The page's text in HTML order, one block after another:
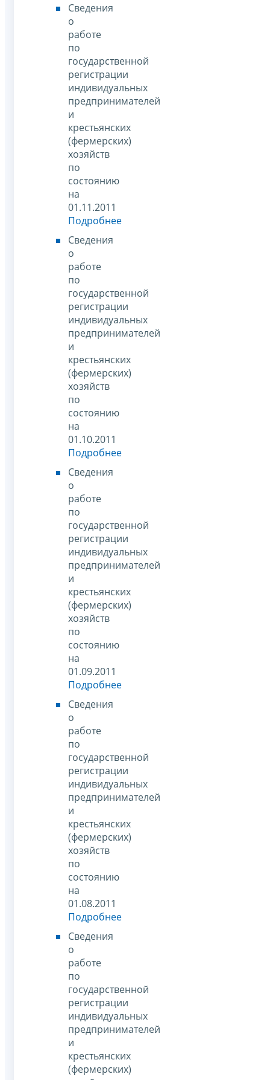
Сведения
о
работе
по
государственной
регистрации
индивидуальных
предпринимателей
и
крестьянских
(фермерских)
хозяйств
по
состоянию
на
01.11.2011
Подробнее
Сведения
о
работе
по
государственной
регистрации
индивидуальных
предпринимателей
и
крестьянских
(фермерских)
хозяйств
по
состоянию
на
01.10.2011
Подробнее
Сведения
о
работе
по
государственной
регистрации
индивидуальных
предпринимателей
и
крестьянских
(фермерских)
хозяйств
по
состоянию
на
01.09.2011
Подробнее
Сведения
о
работе
по
государственной
регистрации
индивидуальных
предпринимателей
и
крестьянских
(фермерских)
хозяйств
по
состоянию
на
01.08.2011
Подробнее
Сведения
о
работе
по
государственной
регистрации
индивидуальных
предпринимателей
и
крестьянских
(фермерских)